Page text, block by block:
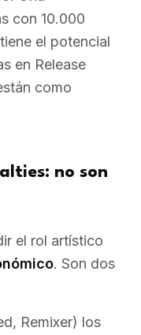
con 10.000
el potencial
en Release
como
no son
el rol artístico
. Son dos
Remixer) los